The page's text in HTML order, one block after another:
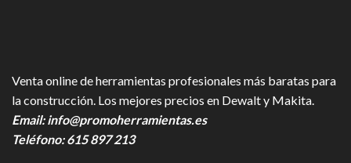
Venta online de herramientas profesionales más baratas para
la construcción. Los mejores precios en Dewalt y Makita.
Email:info@promoherramientas.es
Teléfono:615 897 213